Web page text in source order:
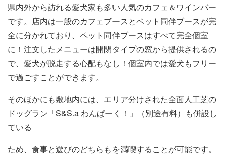
県内外から訪れる愛犬家も多い人気のカフェ＆ワインバー
です。店内は一般のカフェブースとペット同伴ブースが完
全に分かれており、ペット同伴ブースはすべて完全個室
に！注文したメニューは開閉タイプの窓から提供されるの
で、愛犬が脱走する心配もなし！個室内では愛犬もフリー
で過ごすことができます。
そのほかにも敷地内には、エリア分けされた全面人工芝の
ドッグラン「S&S.a わんぱーく！」（別途有料）も併設し
ている
ため、食事と遊びのどちらもを満喫することが可能です。